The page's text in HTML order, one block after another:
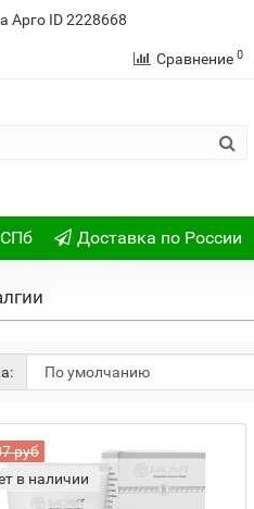
Арго ID 2228668
Сравнение 0
Доставка по России
руб
в наличии